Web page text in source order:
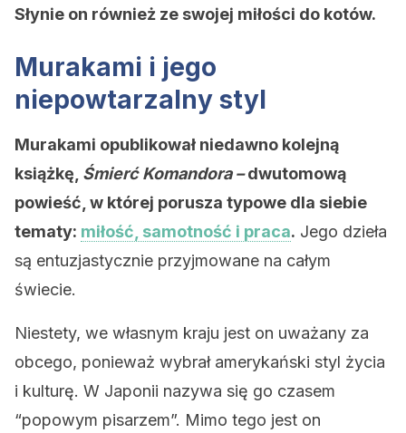
Słynie on również ze swojej miłości do kotów.
Murakami i jego
niepowtarzalny styl
Murakami opublikował niedawno kolejną
książkę, Śmierć Komandora –dwutomową
powieść, w której porusza typowe dla siebie
tematy: miłość, samotność i praca. Jego dzieła
są entuzjastycznie przyjmowane na całym
świecie.
Niestety, we własnym kraju jest on uważany za
obcego, ponieważ wybrał amerykański styl życia
i kulturę. W Japonii nazywa się go czasem
“popowym pisarzem”. Mimo tego jest on